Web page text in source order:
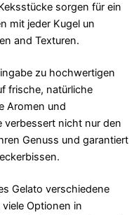
sorgen für ein
mit jeder Kugel un
and Texturen.
zu hochwertigen
frische, natürliche
Aromen und
verbessert nicht nur den
Genuss und garantiert
Gelato verschiedene
Optionen in